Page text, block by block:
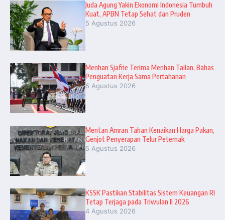
Juda Agung Yakin Ekonomi Indonesia Tumbuh
Kuat, APBN Tetap Sehat dan Pruden
5 Agustus 2026
Menhan Sjafrie Terima Menhan Tailan, Bahas
Penguatan Kerja Sama Pertahanan
5 Agustus 2026
Mentan Amran Tahan Kenaikan Harga Pakan,
Genjot Penyerapan Telur Peternak
5 Agustus 2026
KSSK Pastikan Stabilitas Sistem Keuangan RI
Tetap Terjaga pada Triwulan II 2026
4 Agustus 2026